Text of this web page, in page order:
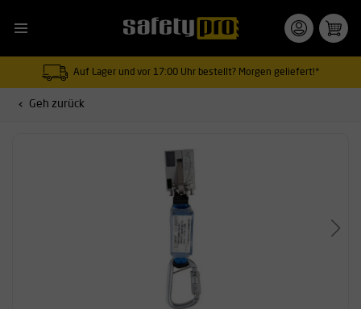
Auf Lager und vor 17:00 Uhr bestellt? Morgen geliefert!*
Geh zurück